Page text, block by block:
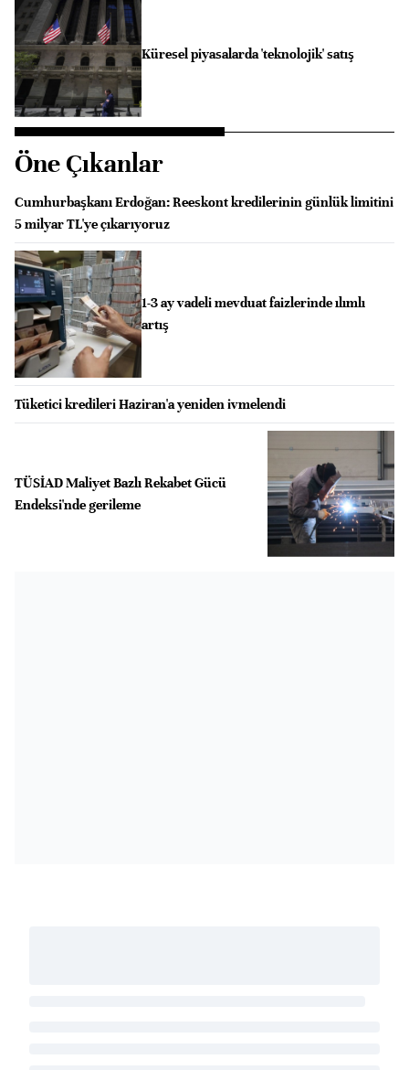
Küresel piyasalarda 'teknolojik' satış
Öne Çıkanlar
Cumhurbaşkanı Erdoğan: Reeskont kredilerinin günlük limitini
5 milyar TL'ye çıkarıyoruz
1-3 ay vadeli mevduat faizlerinde ılımlı
artış
Tüketici kredileri Haziran'a yeniden ivmelendi
TÜSİAD Maliyet Bazlı Rekabet Gücü
Endeksi'nde gerileme